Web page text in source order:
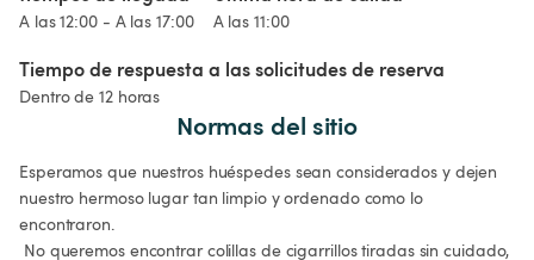
A las 12:00 - A las 17:00 A las 11:00
Tiempo de respuesta a las solicitudes de reserva
Dentro de 12 horas
Normas del sitio
Esperamos que nuestros huéspedes sean considerados y dejen
nuestro hermoso lugar tan limpio y ordenado como lo
encontraron.